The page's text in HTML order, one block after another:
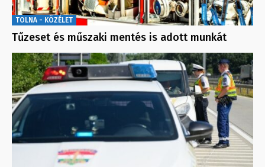
TOLNA - KÖZÉLET
Tűzeset és műszaki mentés is adott munkát